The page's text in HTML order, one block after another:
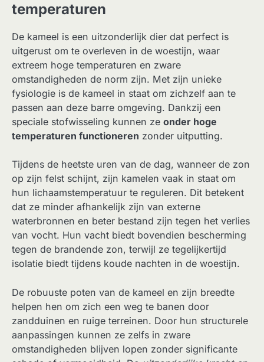
temperaturen
De kameel is een uitzonderlijk dier dat perfect is
uitgerust om te overleven in de woestijn, waar
extreem hoge temperaturen en zware
omstandigheden de norm zijn. Met zijn unieke
fysiologie is de kameel in staat om zichzelf aan te
passen aan deze barre omgeving. Dankzij een
speciale stofwisseling kunnen ze onder hoge
temperaturen functioneren zonder uitputting.
Tijdens de heetste uren van de dag, wanneer de zon
op zijn felst schijnt, zijn kamelen vaak in staat om
hun lichaamstemperatuur te reguleren. Dit betekent
dat ze minder afhankelijk zijn van externe
waterbronnen en beter bestand zijn tegen het verlies
van vocht. Hun vacht biedt bovendien bescherming
tegen de brandende zon, terwijl ze tegelijkertijd
isolatie biedt tijdens koude nachten in de woestijn.
De robuuste poten van de kameel en zijn breedte
helpen hen om zich een weg te banen door
zandduinen en ruige terreinen. Door hun structurele
aanpassingen kunnen ze zelfs in zware
omstandigheden blijven lopen zonder significante